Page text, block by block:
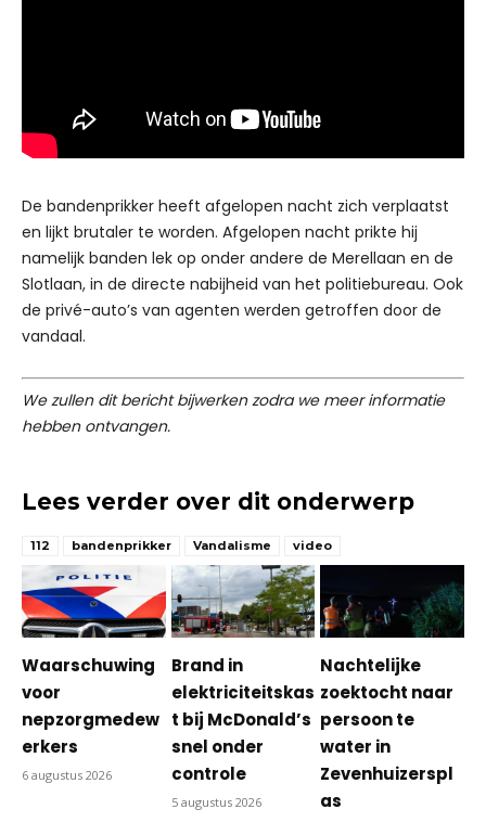
De bandenprikker heeft afgelopen nacht zich verplaatst
en lijkt brutaler te worden. Afgelopen nacht prikte hij
namelijk banden lek op onder andere de Merellaan en de
Slotlaan, in de directe nabijheid van het politiebureau. Ook
de privé-auto’s van agenten werden getroffen door de
vandaal.
We zullen dit bericht bijwerken zodra we meer informatie
hebben ontvangen.
Lees verder over dit onderwerp
112 bandenprikker Vandalisme video
Waarschuwing
voor
nepzorgmedew
erkers
6 augustus 2026
Brand in
elektriciteitskas
t bij McDonald’s
snel onder
controle
5 augustus 2026
Nachtelijke
zoektocht naar
persoon te
water in
Zevenhuizerspl
as